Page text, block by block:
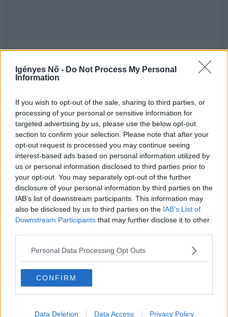
Igényes Nő - Do Not Process My Personal
Information
If you wish to opt-out of the sale, sharing to third parties, or
processing of your personal or sensitive information for
targeted advertising by us, please use the below opt-out
section to confirm your selection. Please note that after your
opt-out request is processed you may continue seeing
interest-based ads based on personal information utilized by
us or personal information disclosed to third parties prior to
your opt-out. You may separately opt-out of the further
disclosure of your personal information by third parties on the
IAB’s list of downstream participants. This information may
also be disclosed by us to third parties on the IAB’s List of
Downstream Participants that may further disclose it to other
Personal Data Processing Opt Outs
CONFIRM
Data Deletion Data Access Privacy Policy
Taylor Swift később az Instagram oldalán is
kifejezte háláját a különleges elismerésért.
„Valóban elgondolkodom ezen az évemen, és
azokon az éveken, amelyek ide vezettek engem.